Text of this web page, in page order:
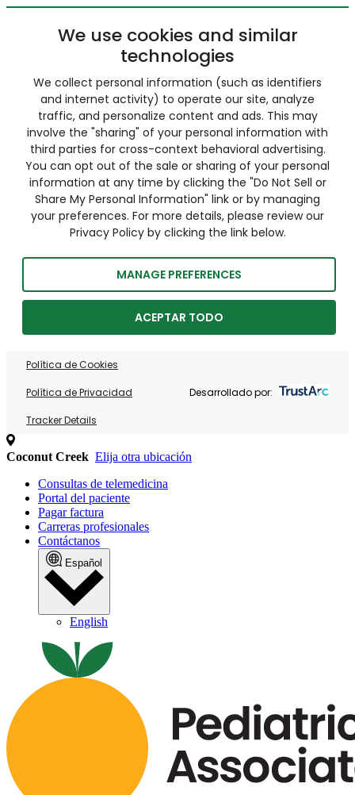
We use cookies and similar
technologies
We collect personal information (such as identifiers
and internet activity) to operate our site, analyze
traffic, and personalize content and ads. This may
involve the "sharing" of your personal information with
third parties for cross-context behavioral advertising.
You can opt out of the sale or sharing of your personal
information at any time by clicking the "Do Not Sell or
Share My Personal Information" link or by managing
your preferences. For more details, please review our
Privacy Policy by clicking the link below.
MANAGE PREFERENCES
ACEPTAR TODO
Política de Cookies
Política de Privacidad
Tracker Details
Desarrollado por:
Coconut Creek Elija otra ubicación
Consultas de telemedicina
Portal del paciente
Pagar factura
Carreras profesionales
Contáctanos
Español
English